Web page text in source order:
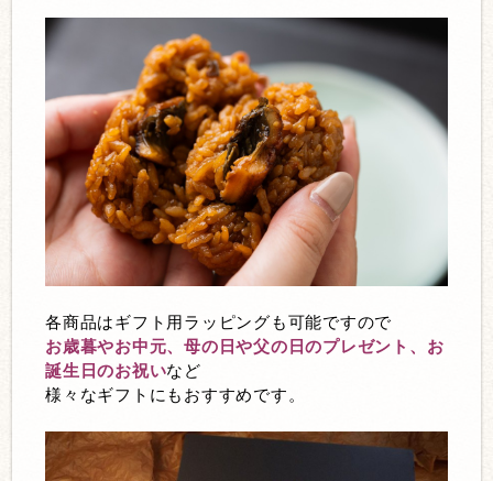
各商品はギフト用ラッピングも可能ですので
お歳暮やお中元、母の日や父の日のプレゼント、お
誕生日のお祝いなど
様々なギフトにもおすすめです。